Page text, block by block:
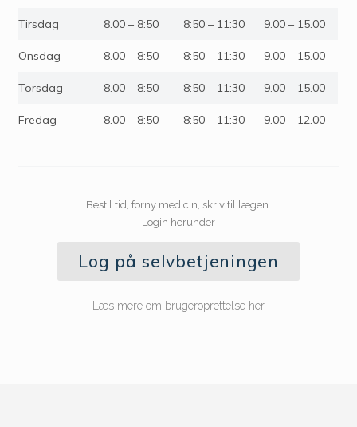
Tirsdag 8.00 – 8:50 8:50 – 11:30 9.00 – 15.00
Onsdag 8.00 – 8:50 8:50 – 11:30 9.00 – 15.00
Torsdag 8.00 – 8:50 8:50 – 11:30 9.00 – 15.00
Fredag 8.00 – 8:50 8:50 – 11:30 9.00 – 12.00
Bestil tid, forny medicin, skriv til lægen.
Login herunder
Log på selvbetjeningen
Læs mere om brugeroprettelse her